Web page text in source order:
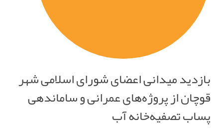
بازدید میدانی اعضای شورای اسلامی شهر
قوچان از پروژه‌های عمرانی و ساماندهی
پساب تصفیه‌خانه آب